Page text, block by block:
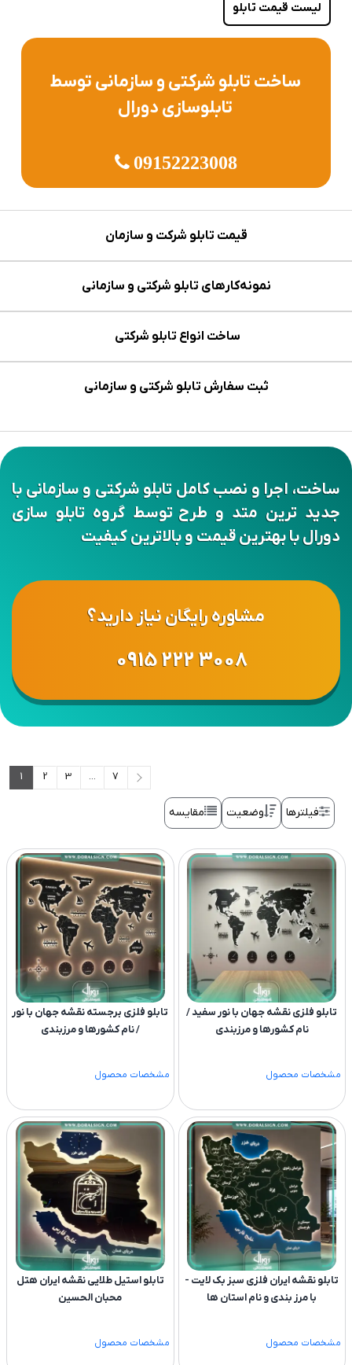
لیست قیمت تابلو
ساخت تابلو شرکتی و سازمانی توسط
تابلوسازی دورال
09152223008
قیمت تابلو شرکت و سازمان
نمونه‌کارهای تابلو شرکتی و سازمانی
ساخت انواع تابلو شرکتی
ثبت سفارش تابلو شرکتی و سازمانی
ساخت، اجرا و نصب کامل تابلو شرکتی و سازمانی با
جدید ترین متد و طرح توسط گروه تابلو سازی
دورال با بهترین قیمت و بالاترین کیفیت
مشاوره رایگان نیاز دارید؟
0915 222 3008
1 2 3 ... 7
فیلترها وضعیت مقایسه
تابلو فلزی نقشه جهان با نور سفید /
نام کشورها و مرزبندی
مشخصات محصول
تابلو فلزی برجسته نقشه جهان با نور
/ نام کشورها و مرزبندی
مشخصات محصول
تابلو نقشه ایران فلزی سبز بک لایت -
با مرز بندی و نام استان ها
مشخصات محصول
تابلو استیل طلایی نقشه ایران هتل
محبان الحسین
مشخصات محصول